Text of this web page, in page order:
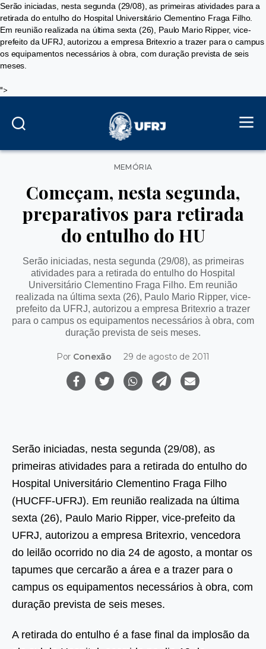
Serão iniciadas, nesta segunda (29/08), as primeiras atividades para a
retirada do entulho do Hospital Universitário Clementino Fraga Filho.
Em reunião realizada na última sexta (26), Paulo Mario Ripper, vice-
prefeito da UFRJ, autorizou a empresa Britexrio a trazer para o campus
os equipamentos necessários à obra, com duração prevista de seis
meses.
">
Categorias
MEMÓRIA
Começam, nesta segunda,
preparativos para retirada
do entulho do HU
Serão iniciadas, nesta segunda (29/08), as primeiras
atividades para a retirada do entulho do Hospital
Universitário Clementino Fraga Filho. Em reunião
realizada na última sexta (26), Paulo Mario Ripper, vice-
prefeito da UFRJ, autorizou a empresa Britexrio a trazer
para o campus os equipamentos necessários à obra, com
duração prevista de seis meses.
Por Conexão 29 de agosto de 2011
Serão iniciadas, nesta segunda (29/08), as
primeiras atividades para a retirada do entulho do
Hospital Universitário Clementino Fraga Filho
(HUCFF-UFRJ). Em reunião realizada na última
sexta (26), Paulo Mario Ripper, vice-prefeito da
UFRJ, autorizou a empresa Britexrio, vencedora
do leilão ocorrido no dia 24 de agosto, a montar os
tapumes que cercarão a área e a trazer para o
campus os equipamentos necessários à obra, com
duração prevista de seis meses.
A retirada do entulho é a fase final da implosão da